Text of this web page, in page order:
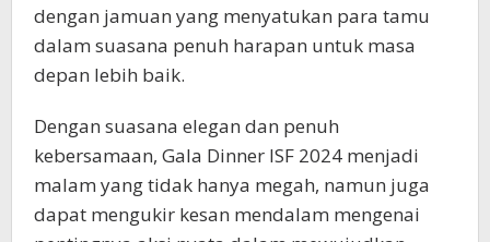
dengan jamuan yang menyatukan para tamu
dalam suasana penuh harapan untuk masa
depan lebih baik.
Dengan suasana elegan dan penuh
kebersamaan, Gala Dinner ISF 2024 menjadi
malam yang tidak hanya megah, namun juga
dapat mengukir kesan mendalam mengenai